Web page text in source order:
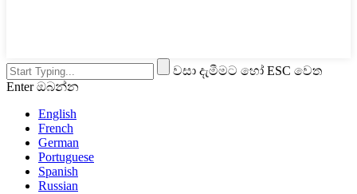
වසා දැමීමට හෝ ESC වෙත
Enter ඔබන්න
English
French
German
Portuguese
Spanish
Russian